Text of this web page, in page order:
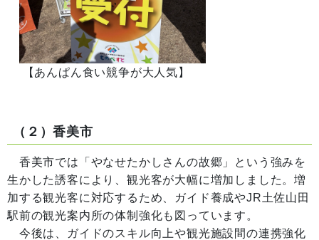
【あんぱん食い競争が大人気】
（２）香美市
香美市では「やなせたかしさんの故郷」という強みを
生かした誘客により、観光客が大幅に増加しました。増
加する観光客に対応するため、ガイド養成やJR土佐山田
駅前の観光案内所の体制強化も図っています。
今後は、ガイドのスキル向上や観光施設間の連携強化